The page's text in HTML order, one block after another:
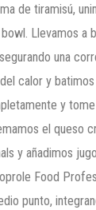
de tiramisú,
Llevamos a
una
calor y
y tome
el queso
y añadimos
Food
punto,